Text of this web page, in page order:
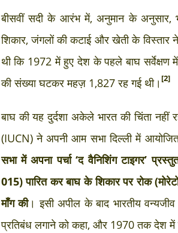
बीसवीं सदी के आरंभ में, अनुमान के अनुसार,
शिकार, जंगलों की कटाई और खेती के विस्तार
थी कि 1972 में हुए देश के पहले बाघ सर्वेक्षण में
की संख्या घटकर महज़ 1,827 रह गई थी। [2]
बाघ की यह दुर्दशा अकेले भारत की चिंता
(IUCN) ने अपनी आम सभा दिल्ली में
सभा में अपना पर्चा ‘द वैनिशिंग टाइगर’
015) पारित कर बाघ के शिकार पर रोक
माँग की। इसी अपील के बाद भारतीय
प्रतिबंध लगाने को कहा, और 1970 तक देश में